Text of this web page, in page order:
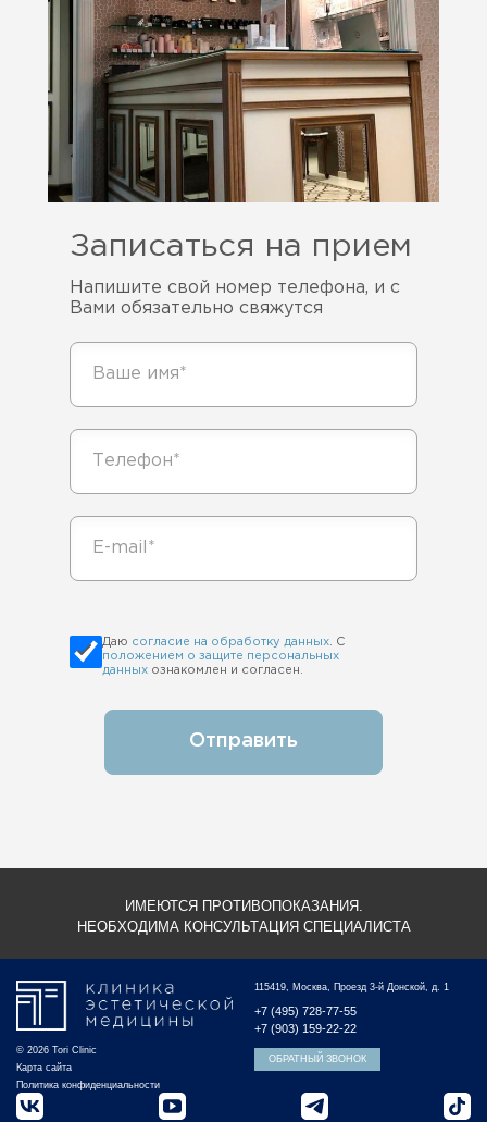
Записаться на прием
Напишите свой номер телефона, и с
Вами обязательно свяжутся
Даю согласие на обработку данных . С
положением о защите персональных
данных ознакомлен и согласен.
Отправить
ИМЕЮТСЯ ПРОТИВОПОКАЗАНИЯ.
НЕОБХОДИМА КОНСУЛЬТАЦИЯ СПЕЦИАЛИСТА
© 2026 Tori Clinic
Карта сайта
Политика конфиденциальности
115419, Москва, Проезд 3-й Донской, д. 1
+7 (495) 728-77-55
+7 (903) 159-22-22
ОБРАТНЫЙ ЗВОНОК